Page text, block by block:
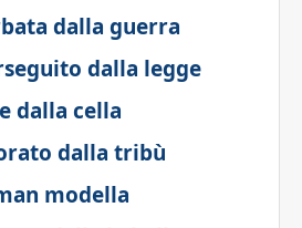
dalla guerra
dalla legge
dalla cella
dalla tribù
modella